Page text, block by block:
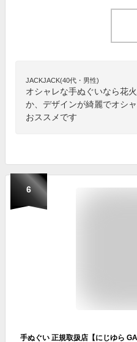
JACKJACK(40代・男性)
オシャレな手ぬぐいなら花
か、デザインが綺麗でオシ
おススメです
6